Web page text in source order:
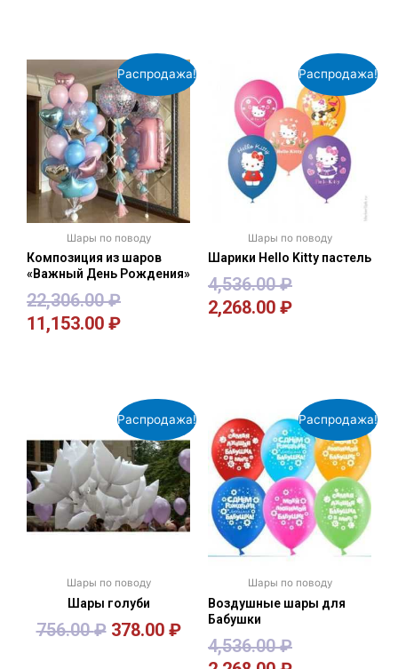
Распродажа!
Шары по поводу
Композиция из шаров
«Важный День Рождения»
22,306.00₽
11,153.00 ₽
Распродажа!
Шары по поводу
Шарики Hello Kitty пастель
4,536.00₽
2,268.00 ₽
Распродажа!
Шары по поводу
Шары голуби
756.00₽ 378.00 ₽
Распродажа!
Шары по поводу
Воздушные шары для
Бабушки
4,536.00₽